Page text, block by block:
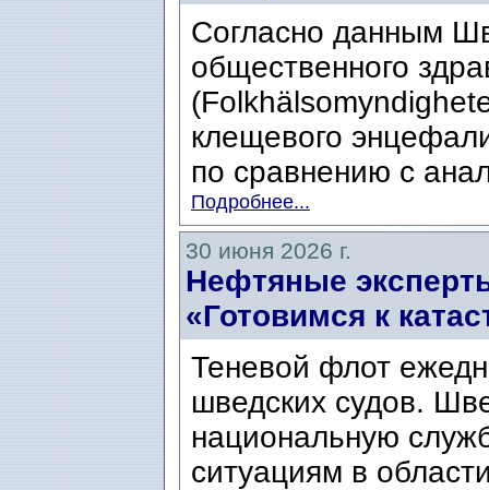
Согласно данным
общественного
клещевого
по сравнению с
Подробнее...
30 июня 2026 г.
Нефтяные
«Готовимся к
Теневой флот
шведских судов.
национальную
ситуациям в